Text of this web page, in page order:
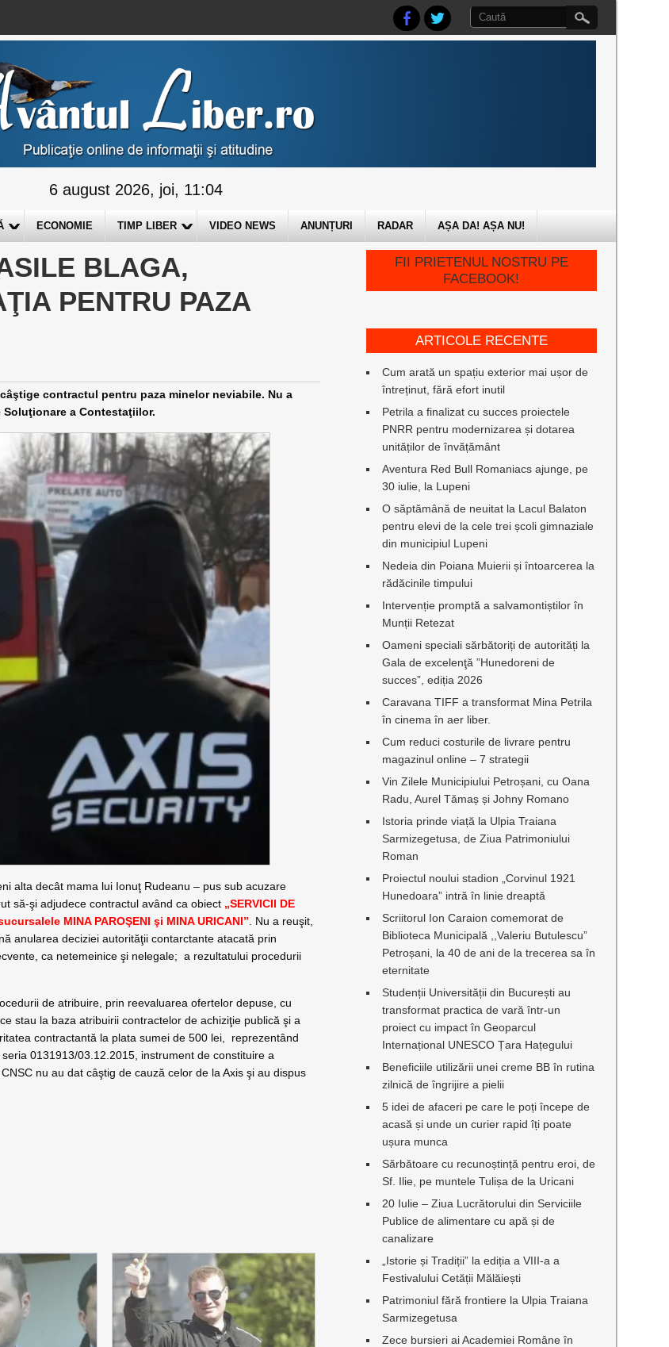
6 august 2026, joi, 11:04
ECONOMIE TIMP LIBER VIDEO NEWS ANUNȚURI RADAR AȘA DA! AȘA NU!
BLAGA,
PENTRU PAZA
contractul pentru paza minelor neviabile. Nu a
a Contestaţiilor.
alta decât mama lui Ionuţ Rudeanu – pus sub acuzare
să-şi adjudece contractul având ca obiect „SERVICII DE
MINA PAROŞENI şi MINA URICANI” . Nu a reuşit,
anularea deciziei autorităţii contarctante atacată prin
ca netemeinice şi nelegale; a rezultatului procedurii
de atribuire, prin reevaluarea ofertelor depuse, cu
stau la baza atribuirii contractelor de achiziţie publică şi a
contractantă la plata sumei de 500 lei, reprezentând
0131913/03.12.2015, instrument de constituire a
nu au dat câştig de cauză celor de la Axis şi au dispus
FII PRIETENUL NOSTRU PE
FACEBOOK!
ARTICOLE RECENTE
Cum arată un spațiu exterior mai ușor de
întreținut, fără efort inutil
Petrila a finalizat cu succes proiectele
PNRR pentru modernizarea și dotarea
unităților de învățământ
Aventura Red Bull Romaniacs ajunge, pe
30 iulie, la Lupeni
O săptămână de neuitat la Lacul Balaton
pentru elevi de la cele trei școli gimnaziale
din municipiul Lupeni
Nedeia din Poiana Muierii și întoarcerea la
rădăcinile timpului
Intervenție promptă a salvamontiștilor în
Munții Retezat
Oameni speciali sărbătoriți de autorități la
Gala de excelenţă ”Hunedoreni de
succes”, ediția 2026
Caravana TIFF a transformat Mina Petrila
în cinema în aer liber.
Cum reduci costurile de livrare pentru
magazinul online – 7 strategii
Vin Zilele Municipiului Petroșani, cu Oana
Radu, Aurel Tămaș și Johny Romano
Istoria prinde viață la Ulpia Traiana
Sarmizegetusa, de Ziua Patrimoniului
Roman
Proiectul noului stadion „Corvinul 1921
Hunedoara” intră în linie dreaptă
Scriitorul Ion Caraion comemorat de
Biblioteca Municipală ,,Valeriu Butulescu”
Petroșani, la 40 de ani de la trecerea sa în
eternitate
Studenții Universității din București au
transformat practica de vară într-un
proiect cu impact în Geoparcul
Internațional UNESCO Țara Hațegului
Beneficiile utilizării unei creme BB în rutina
zilnică de îngrijire a pielii
5 idei de afaceri pe care le poți începe de
acasă și unde un curier rapid îți poate
ușura munca
Sărbătoare cu recunoștință pentru eroi, de
Sf. Ilie, pe muntele Tulișa de la Uricani
20 Iulie – Ziua Lucrătorului din Serviciile
Publice de alimentare cu apă și de
canalizare
„Istorie și Tradiții” la ediția a VIII-a a
Festivalului Cetății Mălăiești
Patrimoniul fără frontiere la Ulpia Traiana
Sarmizegetusa
Zece bursieri ai Academiei Române în